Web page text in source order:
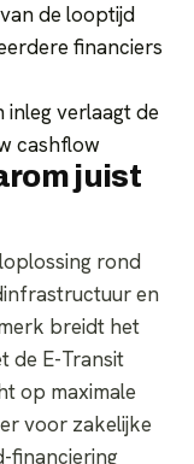
de looptijd
financiers
inleg verlaagt de
cashflow
juist
rond
en
breidt het
de E-Transit
op maximale
voor zakelijke
financiering